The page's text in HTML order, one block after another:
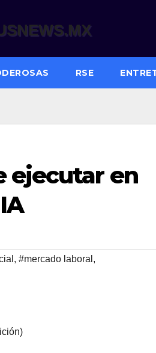
RSE
ejecutar en
, #mercado laboral ,